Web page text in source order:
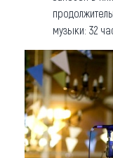
музыки: 32